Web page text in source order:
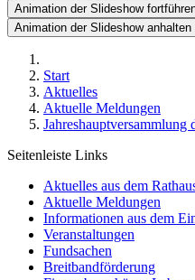
Animation der Slideshow
Animation der Slideshow anhalten
Start
Aktuelles
Aktuelle Meldungen
Seitenleiste Links
Aktuelles aus dem
Aktuelle Meldungen
Informationen aus dem
Veranstaltungen
Fundsachen
Breitbandförderung